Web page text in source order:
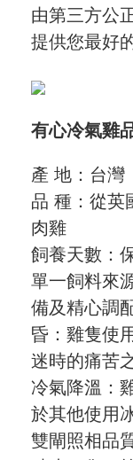
由第三方公
提供您最好
有心冷氣雞
產 地：台灣
品 種：從英
肉雞
飼養天數：
單一飼料來
備及精心調
昏：雞隻使
迷時的痛苦
冷氣降溫：
於其他使用
雙閘照相品